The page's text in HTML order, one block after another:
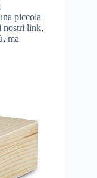
piccola
nostri link,
ma